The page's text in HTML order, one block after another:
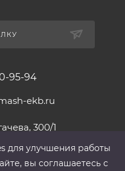
95-94
ekb.ru
300/1
для улучшения работы
вы соглашаетесь с